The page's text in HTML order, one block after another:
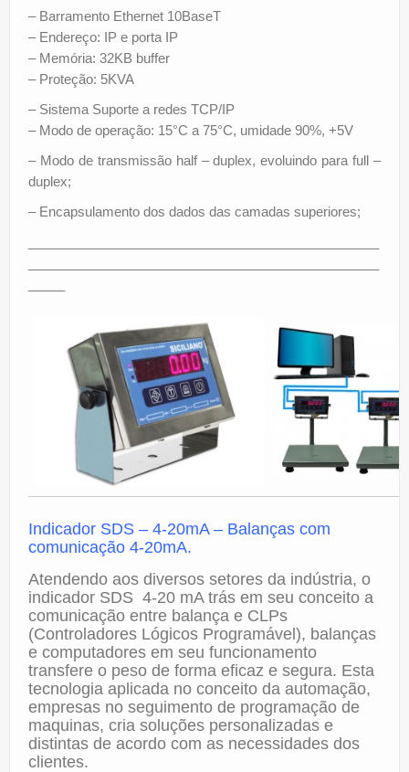
– Barramento Ethernet 10BaseT
– Endereço: IP e porta IP
– Memória: 32KB buffer
– Proteção: 5KVA
– Sistema Suporte a redes TCP/IP
– Modo de operação: 15°C a 75°C, umidade 90%, +5V
– Modo de transmissão half – duplex, evoluindo para full –
duplex;
– Encapsulamento dos dados das camadas superiores;
Indicador SDS – 4-20mA – Balanças com
comunicação 4-20mA.
Atendendo aos diversos setores da indústria, o
indicador SDS 4-20 mA trás em seu conceito a
comunicação entre balança e CLPs
(Controladores Lógicos Programável), balanças
e computadores em seu funcionamento
transfere o peso de forma eficaz e segura. Esta
tecnologia aplicada no conceito da automação,
empresas no seguimento de programação de
maquinas, cria soluções personalizadas e
distintas de acordo com as necessidades dos
clientes.